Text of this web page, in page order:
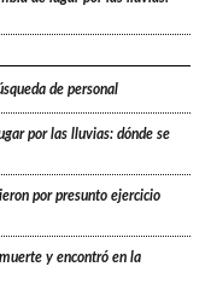
de personal
por las lluvias: dónde se
por presunto ejercicio
y encontró en la